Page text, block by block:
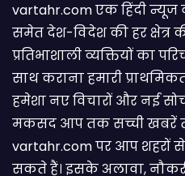
vartahr.com एक हिंदी न्यूज
समेत देश-विदेश की हर क्षेत्र
प्रतिभाशाली व्यक्तियों का
साथ कराना हमारी
हमेशा नए विचारों और नई
मकसद आप तक सच्ची खबरें
vartahr.com पर आप शहरों
सकते हैं। इसके अलावा,